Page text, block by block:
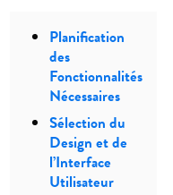
Planification
des
Fonctionnalités
Nécessaires
Sélection du
Design et de
l’Interface
Utilisateur